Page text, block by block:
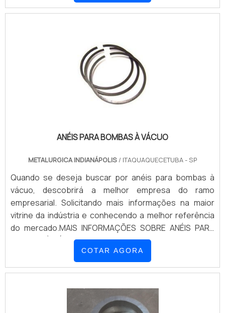
GRADE 65-35) ASTM A 352 (GRADE LCB) ASTM A 148
ASTM A 747 (CL CB7 Cu-1, CL CB7 Cu-2) -Aço Inox
A 743 (CF8, CF8M, CF3, CF3M)
ANÉIS PARA BOMBAS À VÁCUO
METALURGICA INDIANÁPOLIS/ ITAQUAQUECETUBA - SP
Quando se deseja buscar por anéis para bombas à
vácuo, descobrirá a melhor empresa do ramo
empresarial. Solicitando mais informações na maior
vitrine da indústria e conhecendo a melhor referência
do mercado.MAIS INFORMAÇÕES SOBRE ANÉIS PARA
BOMBAS À VÁCUOQuem está à procura de aneis para
bombas à vácuo em uma empresa segura, acha a
Metalúrgica Indianápolis. Uma empresa com alto know-
para bombas à vácuo, oferecendo sempre a melhor
opção para o cliente final.Discorrendo ainda sobre
COTAR AGORA